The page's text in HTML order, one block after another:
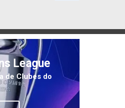
League
de Clubes do